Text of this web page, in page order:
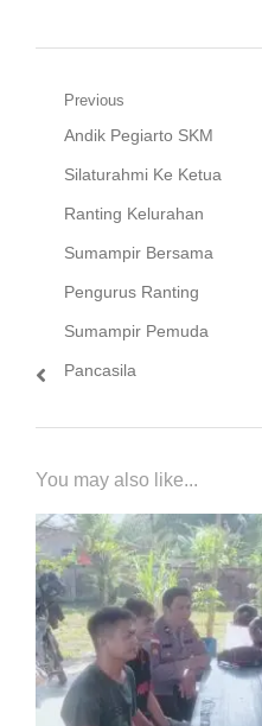
Navigasi
pos
Previous
Previous
post:
Andik Pegiarto SKM
Silaturahmi Ke Ketua
Ranting Kelurahan
Sumampir Bersama
Pengurus Ranting
Sumampir Pemuda
Pancasila
You may also like...